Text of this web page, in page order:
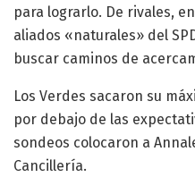
para lograrlo. De rivales,
aliados «naturales» del
buscar caminos de
Los Verdes sacaron su
por debajo de las
sondeos colocaron a
Cancillería.